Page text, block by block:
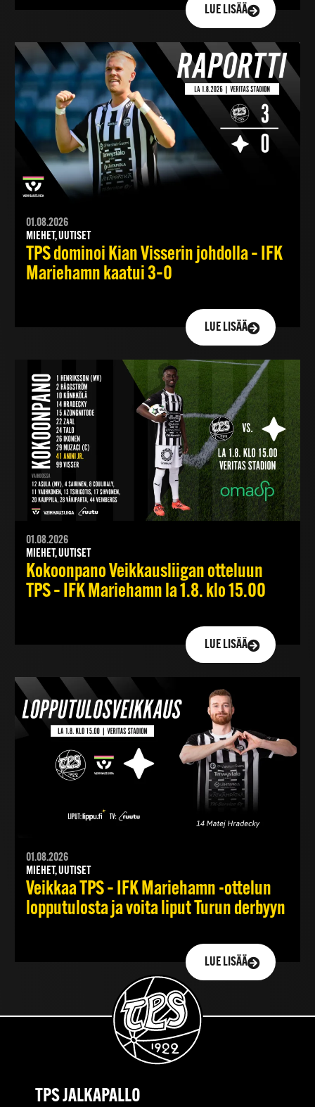
LUE LISÄÄ
01.08.2026
MIEHET, UUTISET
TPS dominoi Kian Visserin johdolla – IFK
Mariehamn kaatui 3–0
LUE LISÄÄ
01.08.2026
MIEHET, UUTISET
Kokoonpano Veikkausliigan otteluun
TPS – IFK Mariehamn la 1.8. klo 15.00
LUE LISÄÄ
01.08.2026
MIEHET, UUTISET
Veikkaa TPS – IFK Mariehamn -ottelun
lopputulosta ja voita liput Turun derbyyn
LUE LISÄÄ
TPS JALKAPALLO